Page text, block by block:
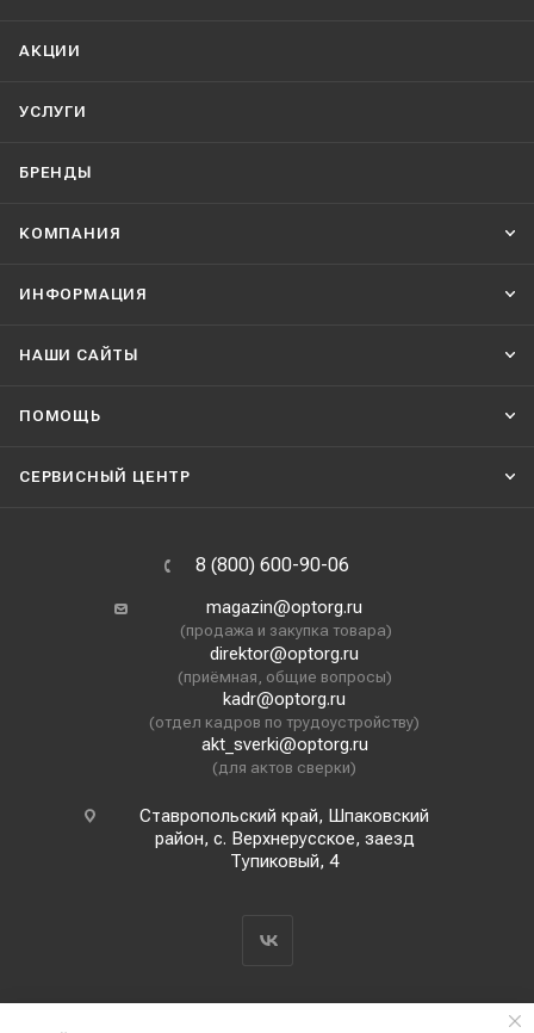
АКЦИИ
УСЛУГИ
БРЕНДЫ
КОМПАНИЯ
ИНФОРМАЦИЯ
НАШИ CАЙТЫ
ПОМОЩЬ
СЕРВИСНЫЙ ЦЕНТР
8 (800) 600-90-06
magazin@optorg.ru
(продажа и закупка товара)
direktor@optorg.ru
(приёмная, общие вопросы)
kadr@optorg.ru
(отдел кадров по трудоустройству)
akt_sverki@optorg.ru
(для актов сверки)
Ставропольский край, Шпаковский
район, с. Верхнерусское, заезд
Тупиковый, 4